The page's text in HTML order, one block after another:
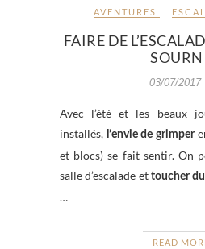
AVENTURES
FAIRE DE
SOURN
03/07/2017
Avec l’été et les beaux
installés, l’envie de grimper
et blocs) se fait sentir. On
salle d’escalade et toucher
…
READ